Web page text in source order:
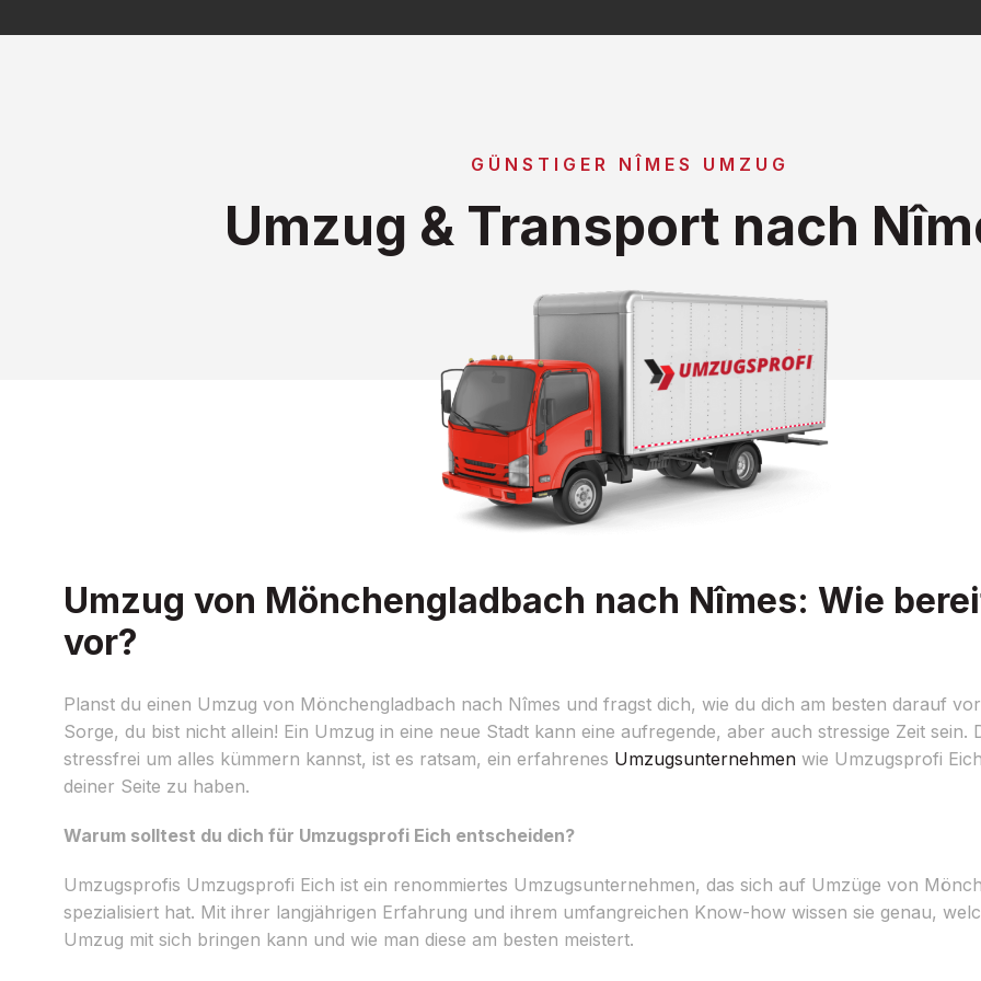
GÜNSTIGER NÎMES UMZUG
Umzug & Transport nach
Umzug von Mönchengladbach nach Nîmes: Wie
vor?
Planst du einen Umzug von Mönchengladbach nach Nîmes und fragst dich, wie du dich am besten darauf
Sorge, du bist nicht allein! Ein Umzug in eine neue Stadt kann eine aufregende, aber auch stressige Zeit sein.
stressfrei um alles kümmern kannst, ist es ratsam, ein erfahrenes Umzugsunternehmen wie Umzugsprofi
deiner Seite zu haben.
Warum solltest du dich für Umzugsprofi Eich entscheiden?
Umzugsprofis Umzugsprofi Eich ist ein renommiertes Umzugsunternehmen, das sich auf Umzüge von
spezialisiert hat. Mit ihrer langjährigen Erfahrung und ihrem umfangreichen Know-how wissen sie genau,
Umzug mit sich bringen kann und wie man diese am besten meistert.